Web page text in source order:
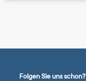
Folgen Sie uns schon?